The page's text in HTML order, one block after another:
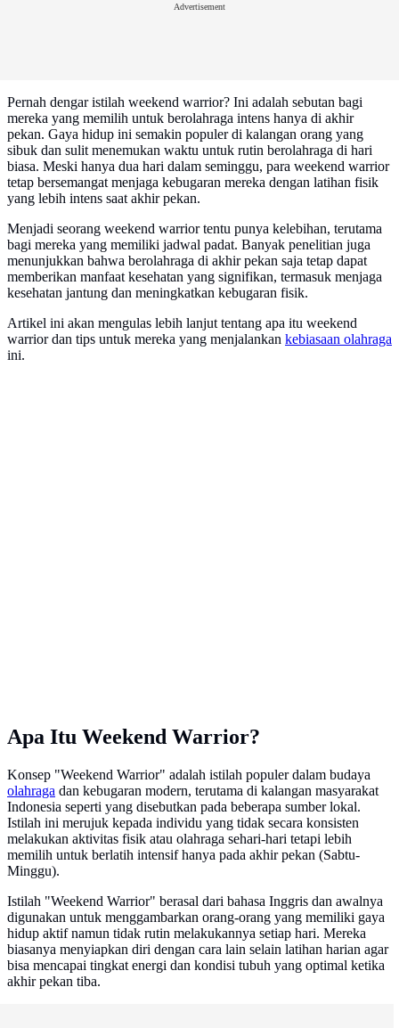
Advertisement
Pernah dengar istilah weekend warrior? Ini adalah sebutan bagi
mereka yang memilih untuk berolahraga intens hanya di akhir
pekan. Gaya hidup ini semakin populer di kalangan orang yang
sibuk dan sulit menemukan waktu untuk rutin berolahraga di hari
biasa. Meski hanya dua hari dalam seminggu, para weekend warrior
tetap bersemangat menjaga kebugaran mereka dengan latihan fisik
yang lebih intens saat akhir pekan.
Menjadi seorang weekend warrior tentu punya kelebihan, terutama
bagi mereka yang memiliki jadwal padat. Banyak penelitian juga
menunjukkan bahwa berolahraga di akhir pekan saja tetap dapat
memberikan manfaat kesehatan yang signifikan, termasuk menjaga
kesehatan jantung dan meningkatkan kebugaran fisik.
Artikel ini akan mengulas lebih lanjut tentang apa itu weekend
warrior dan tips untuk mereka yang menjalankan kebiasaan olahraga
ini.
Apa Itu Weekend Warrior?
Konsep "Weekend Warrior" adalah istilah populer dalam budaya
olahraga dan kebugaran modern, terutama di kalangan masyarakat
Indonesia seperti yang disebutkan pada beberapa sumber lokal.
Istilah ini merujuk kepada individu yang tidak secara konsisten
melakukan aktivitas fisik atau olahraga sehari-hari tetapi lebih
memilih untuk berlatih intensif hanya pada akhir pekan (Sabtu-
Minggu).
Istilah "Weekend Warrior" berasal dari bahasa Inggris dan awalnya
digunakan untuk menggambarkan orang-orang yang memiliki gaya
hidup aktif namun tidak rutin melakukannya setiap hari. Mereka
biasanya menyiapkan diri dengan cara lain selain latihan harian agar
bisa mencapai tingkat energi dan kondisi tubuh yang optimal ketika
akhir pekan tiba.